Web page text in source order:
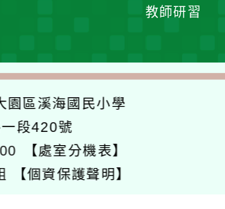
教師研習
園區溪海國民小學
段420號
【處室分機表】
【個資保護聲明】